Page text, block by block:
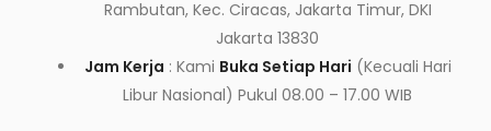
Rambutan, Kec. Ciracas, Jakarta Timur, DKI
Jakarta 13830
Jam Kerja : Kami Buka Setiap Hari (Kecuali Hari
Libur Nasional) Pukul 08.00 – 17.00 WIB